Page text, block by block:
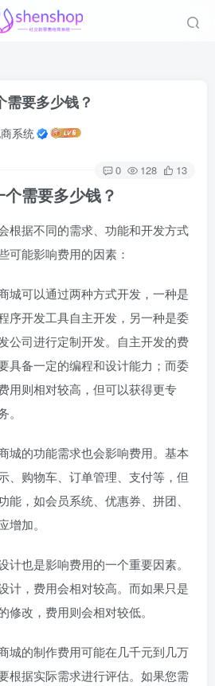
要多少钱？
系统
0 128 13
需要多少钱？
根据不同的需求、功能和开发方式
可能影响费用的因素：
城可以通过两种方式开发，一种是
序开发工具自主开发，另一种是委
公司进行定制开发。自主开发的费
具备一定的编程和设计能力；而委
用则相对较高，但可以获得更专
城的功能需求也会影响费用。基本
、购物车、订单管理、支付等，但
能，如会员系统、优惠券、拼团、
加。
计也是影响费用的一个重要因素。
计，费用会相对较高。而如果只是
修改，费用则会相对较低。
城的制作费用可能在几千元到几万
根据实际需求进行评估。如果您需